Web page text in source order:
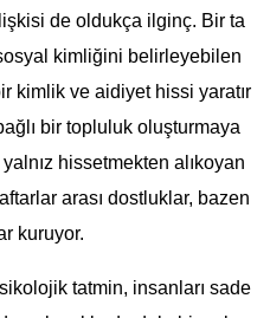
de oldukça ilginç. Bir ta
kimliğini belirleyebilen
kimlik ve aidiyet hissi yaratır
bir topluluk oluşturmaya
hissetmekten alıkoyan
arası dostluklar, bazen
kuruyor.
tatmin, insanları sade